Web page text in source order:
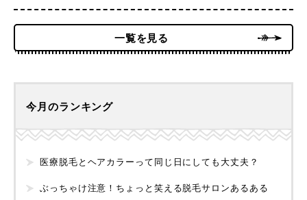
一覧を見る
今月のランキング
医療脱毛とヘアカラーって同じ日にしても大丈夫？
ぶっちゃけ注意！ちょっと笑える脱毛サロンあるある